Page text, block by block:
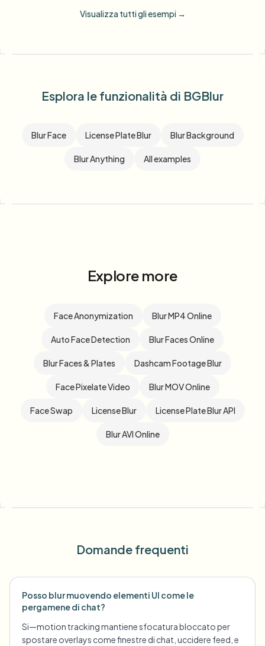
Visualizza tutti gli esempi →
Esplora le funzionalità di BGBlur
Blur Face License Plate Blur Blur Background
Blur Anything All examples
Explore more
Face Anonymization Blur MP4 Online
Auto Face Detection Blur Faces Online
Blur Faces & Plates Dashcam Footage Blur
Face Pixelate Video Blur MOV Online
Face Swap License Blur License Plate Blur API
Blur AVI Online
Domande frequenti
Posso blur muovendo elementi UI come le
pergamene di chat?
Si—motion tracking mantiene sfocatura bloccato per
spostare overlays come finestre di chat, uccidere feed, e